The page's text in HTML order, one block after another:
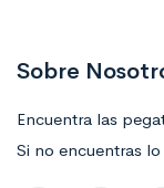
Sobre
Encuentra las
Si no encuentras